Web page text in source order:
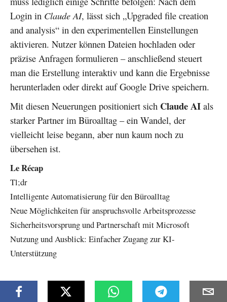
Login in Claude AI, lässt sich „Upgraded file creation
and analysis“ in den experimentellen Einstellungen
aktivieren. Nutzer können Dateien hochladen oder
präzise Anfragen formulieren – anschließend steuert
man die Erstellung interaktiv und kann die Ergebnisse
herunterladen oder direkt auf Google Drive speichern.
Mit diesen Neuerungen positioniert sich Claude AI als
starker Partner im Büroalltag – ein Wandel, der
vielleicht leise begann, aber nun kaum noch zu
übersehen ist.
Le Récap
Tl;dr
Intelligente Automatisierung für den Büroalltag
Neue Möglichkeiten für anspruchsvolle Arbeitsprozesse
Sicherheitsvorsprung und Partnerschaft mit Microsoft
Nutzung und Ausblick: Einfacher Zugang zur KI-
Unterstützung